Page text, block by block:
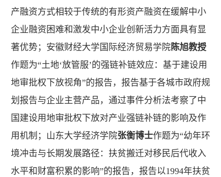
产融资方式相较于传统的有形资产融资在缓解中小
企业融资困难和激发中小企业创新活力方面具有显
著优势；安徽财经大学国际经济贸易学院陈旭教授
作题为“土地‘放管服’的强链补链效应：基于建设用
地审批权下放视角”的报告，报告基于各城市政府规
划报告与企业主营产品，通过事件分析法考察了中
国建设用地审批权下放对产业强链补链的影响及作
用机制；山东大学经济学院张衡博士作题为“幼年环
境冲击与长期发展路径：扶贫搬迁对移民后代收入
水平和财富积累的影响”的报告，报告以1994年扶贫